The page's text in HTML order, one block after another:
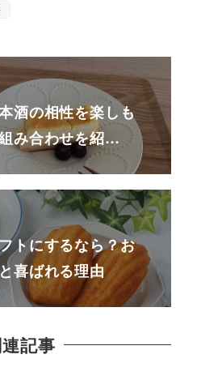
酒の相性を楽しも
み合わせを紹…
トにするなら？お
喜ばれる理由
記事